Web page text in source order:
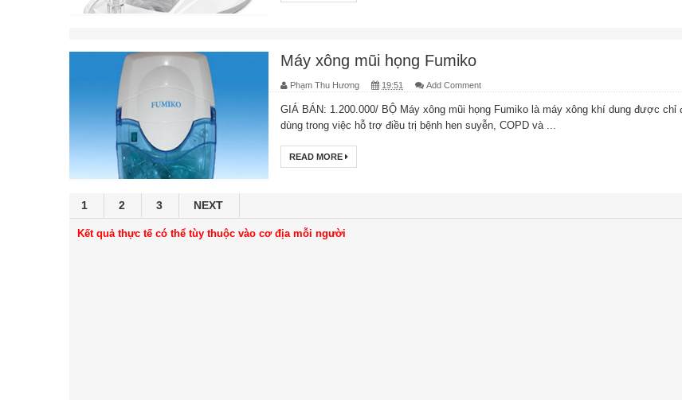
Máy xông mũi họng Fumiko
Phạm Thu Hương 19:51 Add Comment
GIÁ BÁN: 1.200.000/ BỘ Máy xông mũi họng Fumiko là máy xông khí dung được chỉ
dùng trong việc hỗ trợ điều trị bệnh hen suyễn, COPD và ...
READ MORE
1 2 3 NEXT
Kết quả thực tế có thể tùy thuộc vào cơ địa mỗi người